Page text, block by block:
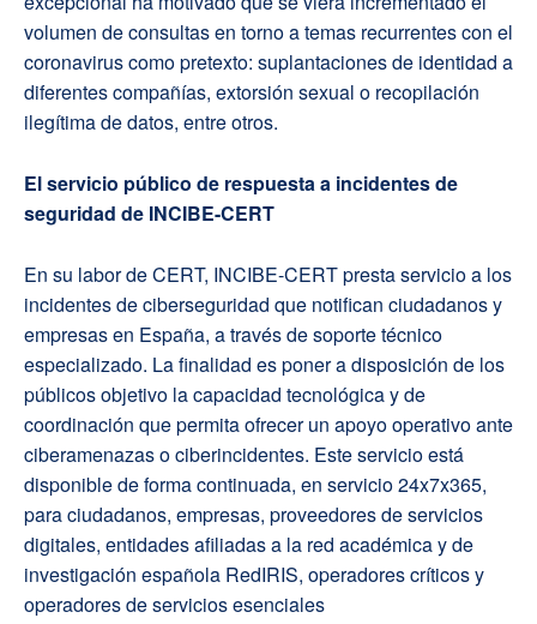
volumen de consultas en torno a temas recurrentes con el
coronavirus como pretexto: suplantaciones de identidad a
diferentes compañías, extorsión sexual o recopilación
ilegítima de datos, entre otros.
El servicio público de respuesta a incidentes de
seguridad de INCIBE-CERT
En su labor de CERT, INCIBE-CERT presta servicio a los
incidentes de ciberseguridad que notifican ciudadanos y
empresas en España, a través de soporte técnico
especializado. La finalidad es poner a disposición de los
públicos objetivo la capacidad tecnológica y de
coordinación que permita ofrecer un apoyo operativo ante
ciberamenazas o ciberincidentes. Este servicio está
disponible de forma continuada, en servicio 24x7x365,
para ciudadanos, empresas, proveedores de servicios
digitales, entidades afiliadas a la red académica y de
investigación española RedIRIS, operadores críticos y
operadores de servicios esenciales